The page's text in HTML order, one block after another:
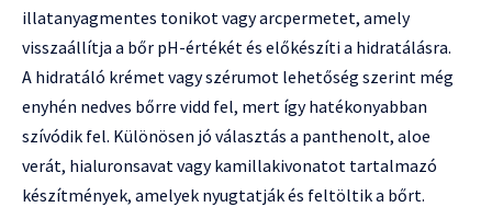
illatanyagmentes tonikot vagy arcpermetet, amely
visszaállítja a bőr pH-értékét és előkészíti a hidratálásra.
A hidratáló krémet vagy szérumot lehetőség szerint még
enyhén nedves bőrre vidd fel, mert így hatékonyabban
szívódik fel. Különösen jó választás a panthenolt, aloe
verát, hialuronsavat vagy kamillakivonatot tartalmazó
készítmények, amelyek nyugtatják és feltöltik a bőrt.